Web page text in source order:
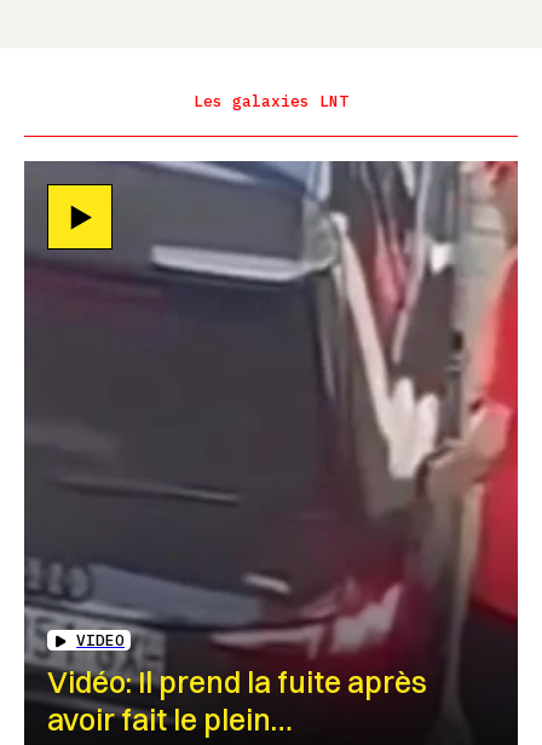
Les galaxies LNT
VIDEO
Vidéo: Il prend la fuite après
avoir fait le plein…